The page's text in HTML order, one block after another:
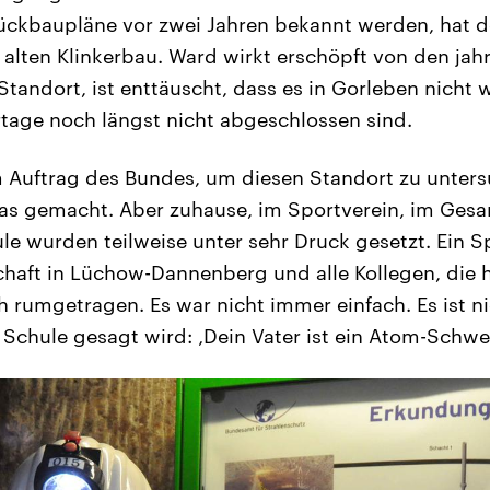
vor zwei Jahren bekannt werden, hat
Klinkerbau. Ward wirkt erschöpft von den
ist enttäuscht, dass es in Gorleben nicht
noch längst nicht abgeschlossen sind.
Auftrag des Bundes, um diesen Standort zu
gemacht. Aber zuhause, im Sportverein, im
wurden teilweise unter sehr Druck gesetzt. Ein
in Lüchow-Dannenberg und alle Kollegen, die
rumgetragen. Es war nicht immer einfach. Es ist
gesagt wird: ‚Dein Vater ist ein Atom-